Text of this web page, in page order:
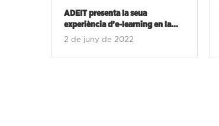
ADEIT presenta la seua
experiència d’e-learning en la...
2 de juny de 2022